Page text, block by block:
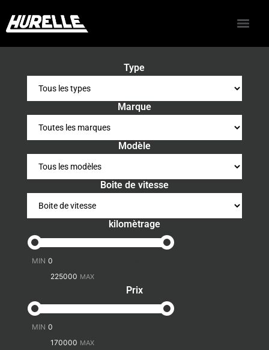
Type
Marque
Modèle
Boite de vitesse
kilomètrage
Prix